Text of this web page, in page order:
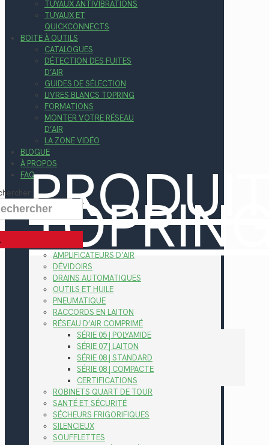
TUYAUX ANTIVIBRATIONS
TUYAUX ET
QUICKCONNECTS
BOITE À OUTILS
CATALOGUES
DÉTECTION DES FUITES
D’AIR
GUIDES DE SÉLECTION
LIVRES BLANCS TOPRING
FORMATIONS
MONTER VOTRE RÉSEAU
D’AIR
LA ZONE VIDÉO
BLOGUE
À PROPOS
FAQ
AMPLIFICATEURS D’AIR
DÉVIDOIRS
DRAINS AUTOMATIQUES
OUTILS ET HUILE
PNEUMATIQUE
RACCORDS EN LAITON
RÉSEAU D’AIR COMPRIMÉ
SÉRIE 05 | POLYAMIDE
SÉRIE 07 | LAITON
SÉRIE 08 | STANDARD
SÉRIE 08 | COMPACTE
CERTIFICATIONS
ROBINETS QUART DE TOUR
SANTÉ ET SÉCURITÉ
SÉCHEURS FRIGORIFIQUES
SILENCIEUX
SOUFFLETTES